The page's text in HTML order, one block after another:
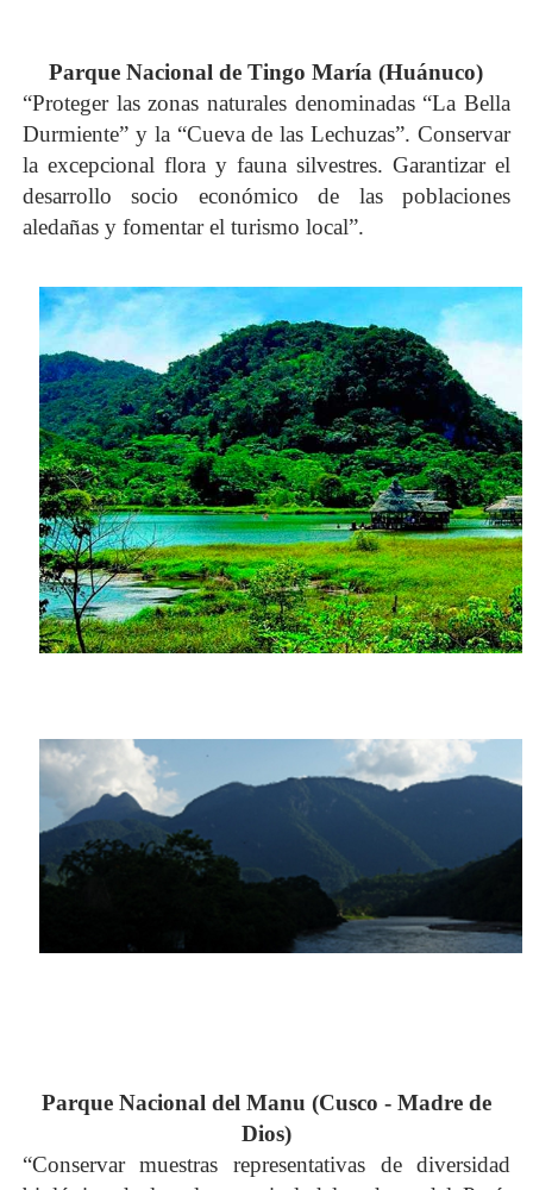
Parque Nacional de Tingo María (Huánuco)
“Proteger las zonas naturales denominadas “La Bella
Durmiente” y la “Cueva de las Lechuzas”. Conservar
la excepcional flora y fauna silvestres. Garantizar el
desarrollo socio económico de las poblaciones
aledañas y fomentar el turismo local”.
Parque Nacional del Manu (Cusco - Madre de
Dios)
“Conservar muestras representativas de diversidad